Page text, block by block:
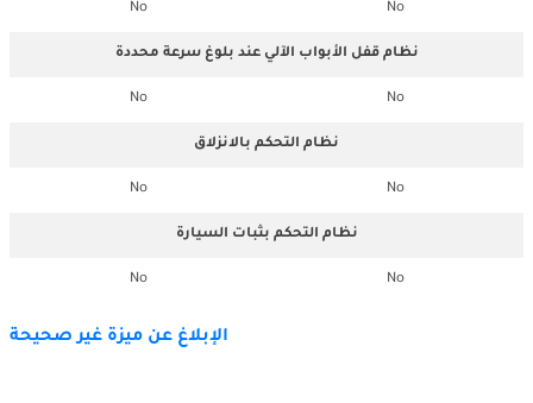
No
No
نظام قفل الأبواب الآلي عند بلوغ سرعة محددة
No
No
نظام التحكم بالانزلاق
No
No
نظام التحكم بثبات السيارة
No
No
الإبلاغ عن ميزة غير صحيحة